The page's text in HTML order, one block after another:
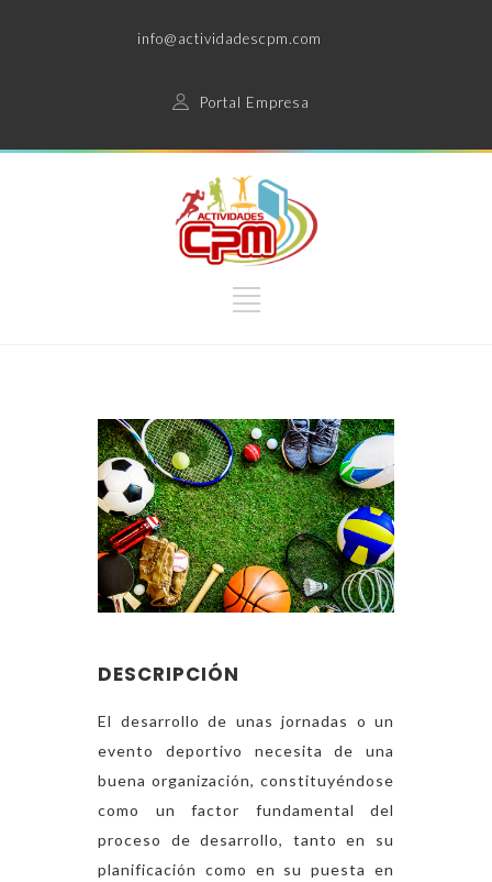
info@actividadescpm.com
Portal Empresa
DESCRIPCIÓN
El desarrollo de unas jornadas o un
evento deportivo necesita de una
buena organización, constituyéndose
como un factor fundamental del
proceso de desarrollo, tanto en su
planificación como en su puesta en